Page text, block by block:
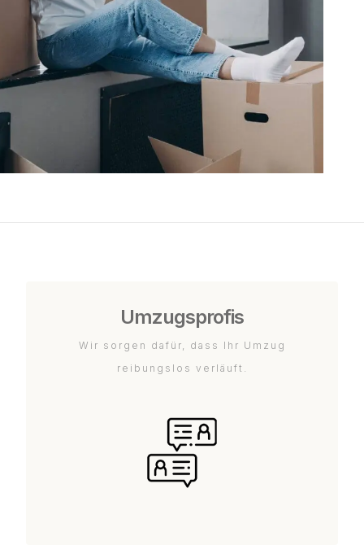
Umzugsprofis
Wir sorgen dafür, dass Ihr Umzug
reibungslos verläuft.